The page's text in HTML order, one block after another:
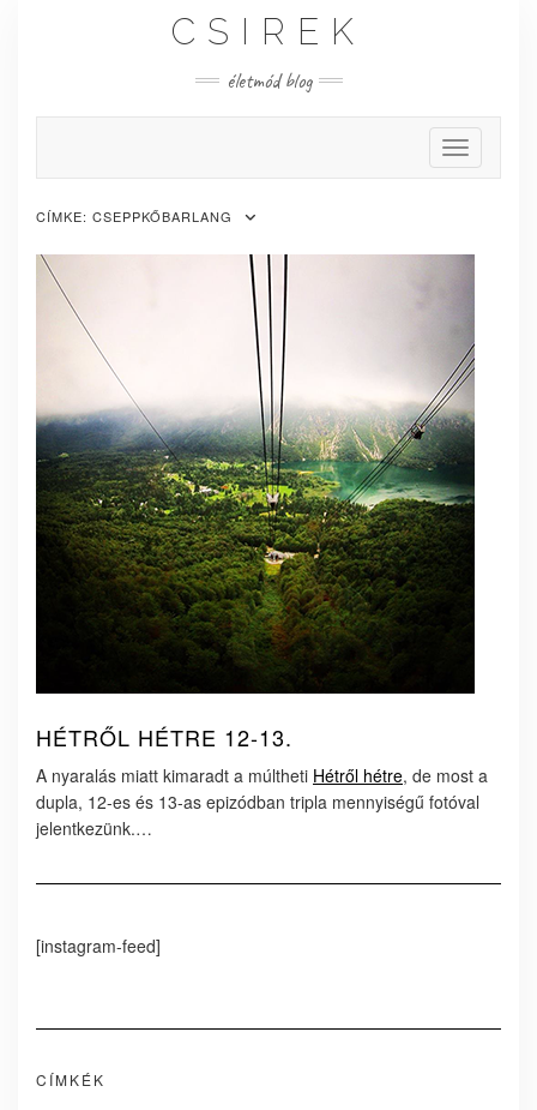
CSIREK
életmód blog
Toggle
CÍMKE: CSEPPKŐBARLANG
HÉTRŐL HÉTRE 12-13.
A nyaralás miatt kimaradt a múltheti Hétről hétre, de most a
dupla, 12-es és 13-as epizódban tripla mennyiségű fotóval
jelentkezünk.…
[instagram-feed]
CÍMKÉK